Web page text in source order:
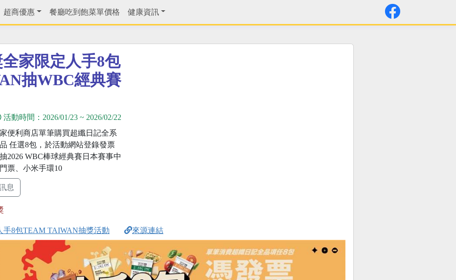
超商優惠 餐廳吃到飽菜單價格 健康資訊
家限定人手8包
抽WBC經典賽
活動時間： 2026/01/23 ~ 2026/02/22
便利商店單筆購買超纖日記全系
任選8包，於活動網站登錄發票
2026 WBC棒球經典賽日本賽事中
票、小米手環10
息
手8包TEAM TAIWAN抽獎活動 來源連結